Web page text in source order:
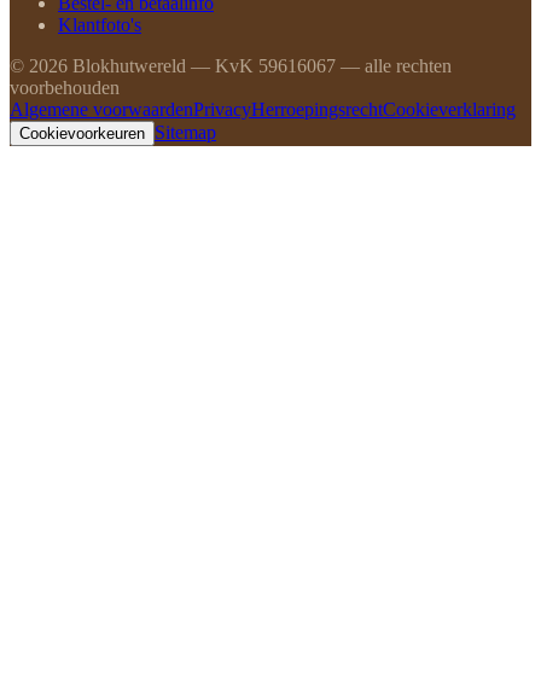
Klantfoto's
© 2026 Blokhutwereld — KvK 59616067 — alle rechten
voorbehouden
Algemene voorwaardenPrivacyHerroepingsrechtCookieverklaring
Cookievoorkeuren Sitemap